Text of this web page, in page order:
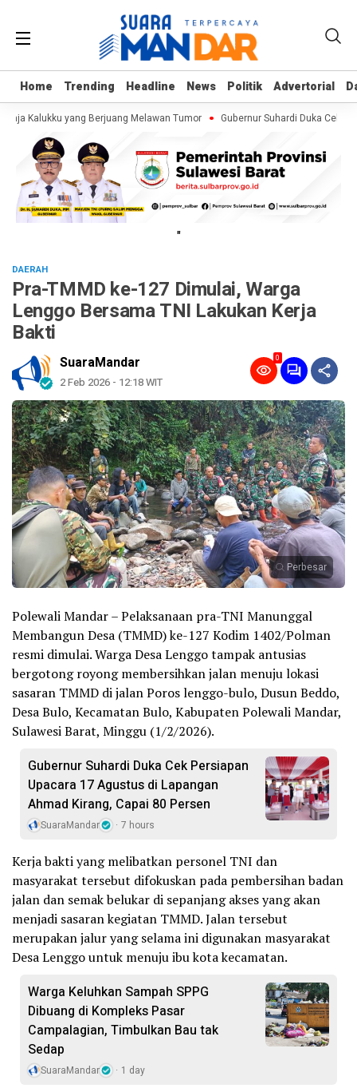
Home Trending Headline News Politik Advertorial
Home Trending Headline News Politik Advertorial
Kalukku yang Berjuang Melawan Tumor Gubernur Suhardi Duka Cek
"
DAERAH
Pra-TMMD ke-127 Dimulai, Warga
Lenggo Bersama TNI Lakukan Kerja
Bakti
SuaraMandar
2 Feb 2026 - 12:18 WIT
0
Perbesar
Polewali Mandar – Pelaksanaan pra-TNI Manunggal
Membangun Desa (TMMD) ke-127 Kodim 1402/Polman
resmi dimulai. Warga Desa Lenggo tampak antusias
bergotong royong membersihkan jalan menuju lokasi
sasaran TMMD di jalan Poros lenggo-bulo, Dusun Beddo,
Desa Bulo, Kecamatan Bulo, Kabupaten Polewali Mandar,
Sulawesi Barat, Minggu (1/2/2026).
Gubernur Suhardi Duka Cek Persiapan
Upacara 17 Agustus di Lapangan
Ahmad Kirang, Capai 80 Persen
SuaraMandar 7 hours
Kerja bakti yang melibatkan personel TNI dan
masyarakat tersebut difokuskan pada pembersihan badan
jalan dan semak belukar di sepanjang akses yang akan
menjadi sasaran kegiatan TMMD. Jalan tersebut
merupakan jalur yang selama ini digunakan masyarakat
Desa Lenggo untuk menuju ibu kota kecamatan.
Warga Keluhkan Sampah SPPG
Dibuang di Kompleks Pasar
Campalagian, Timbulkan Bau tak
Sedap
SuaraMandar 1 day